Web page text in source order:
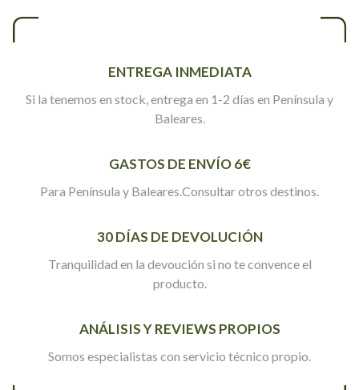
ENTREGA INMEDIATA
Si la tenemos en stock, entrega en 1-2 días en Península y
Baleares.
GASTOS DE ENVÍO 6€
Para Península y Baleares.Consultar otros destinos.
30 DÍAS DE DEVOLUCIÓN
Tranquilidad en la devoución si no te convence el
producto.
ANÁLISIS Y REVIEWS PROPIOS
Somos especialistas con servicio técnico propio.